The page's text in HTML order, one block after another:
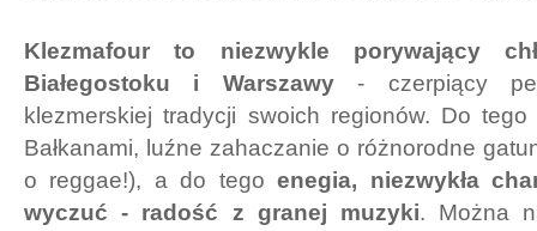
Klezmafour to niezwykle porywający
Białegostoku i Warszawy- czerpiący
klezmerskiej tradycji swoich regionów. Do tego
Bałkanami, luźne zahaczanie o różnorodne
o reggae!), a do tegoenegia, niezwykła
wyczuć - radość z granej muzyki. Można